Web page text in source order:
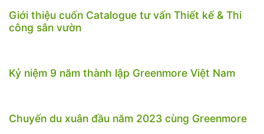
Giới thiệu cuốn Catalogue tư vấn Thiết kế & Thi
công sân vườn
Kỷ niệm 9 năm thành lập Greenmore Việt Nam
Chuyến du xuân đầu năm 2023 cùng Greenmore